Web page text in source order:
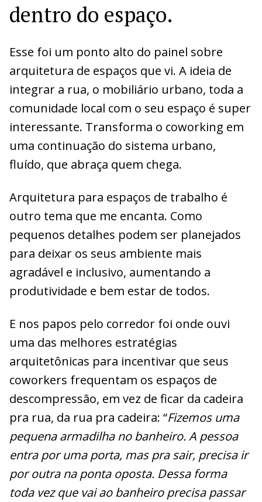
dentro do espaço.
Esse foi um ponto alto do painel sobre
arquitetura de espaços que vi. A ideia de
integrar a rua, o mobiliário urbano, toda a
comunidade local com o seu espaço é super
interessante. Transforma o coworking em
uma continuação do sistema urbano,
fluído, que abraça quem chega.
Arquitetura para espaços de trabalho é
outro tema que me encanta. Como
pequenos detalhes podem ser planejados
para deixar os seus ambiente mais
agradável e inclusivo, aumentando a
produtividade e bem estar de todos.
E nos papos pelo corredor foi onde ouvi
uma das melhores estratégias
arquitetônicas para incentivar que seus
coworkers frequentam os espaços de
descompressão, em vez de ficar da cadeira
pra rua, da rua pra cadeira: “Fizemos uma
pequena armadilha no banheiro. A pessoa
entra por uma porta, mas pra sair, precisa ir
por outra na ponta oposta. Dessa forma
toda vez que vai ao banheiro precisa passar